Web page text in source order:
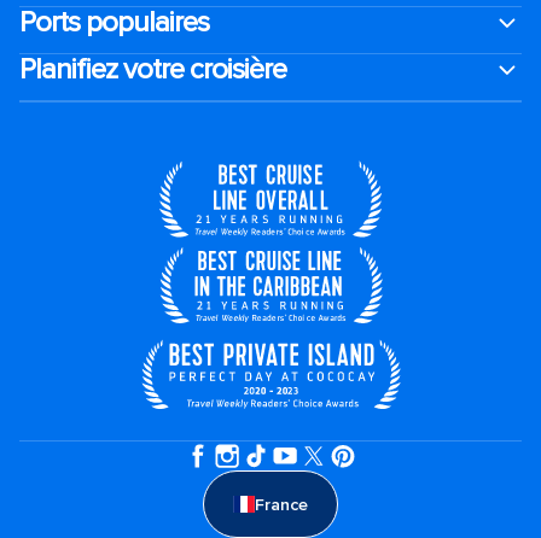
Ports populaires
Planifiez votre croisière
France